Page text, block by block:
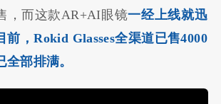
，而这款AR+AI眼镜一经上线就迅
前，Rokid Glasses全渠道已售4000
部排满。